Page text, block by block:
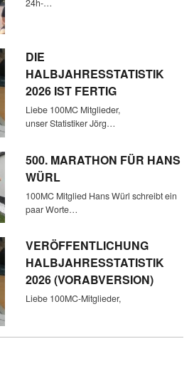
24h-…
DIE
HALBJAHRESSTATISTIK
2026 IST FERTIG
Liebe 100MC Mitglieder,
unser Statistiker Jörg…
500. MARATHON FÜR HANS
WÜRL
100MC Mitglied Hans Würl schreibt ein
paar Worte…
VERÖFFENTLICHUNG
HALBJAHRESSTATISTIK
2026 (VORABVERSION)
Liebe 100MC-Mitglieder,